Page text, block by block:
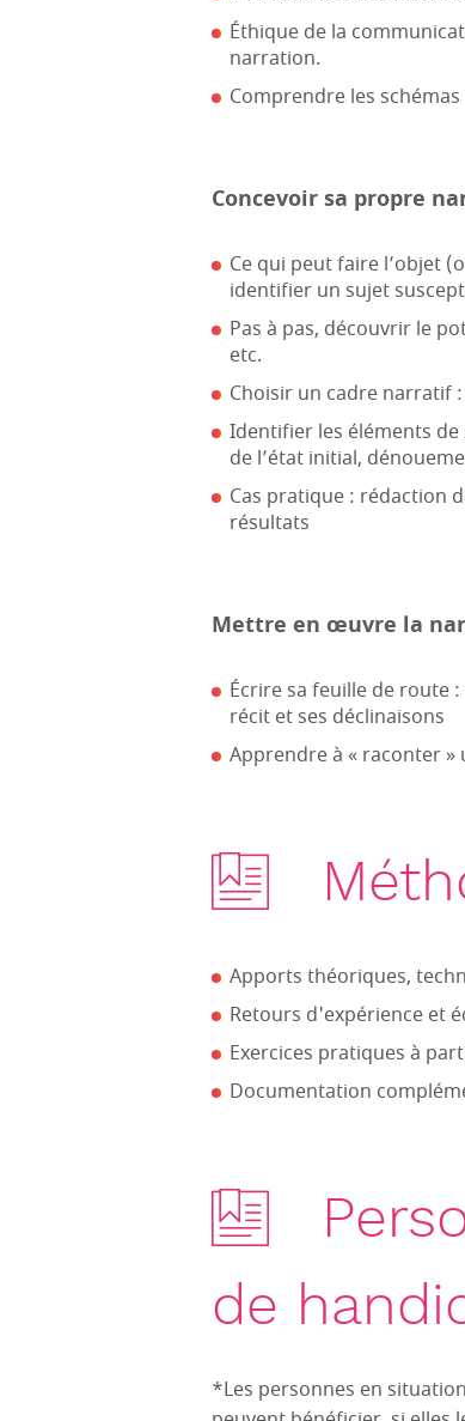
Éthique de la
narration.
Comprendre les
Concevoir sa propre
Ce qui peut faire l’objet
identifier un sujet
Pas à pas, découvrir le
etc.
Choisir un cadre narratif
Identifier les éléments
de l’état initial,
Cas pratique : rédaction
résultats
Mettre en œuvre la
Écrire sa feuille de route
récit et ses déclinaisons
Apprendre à « raconter
Apports théoriques,
Retours d'expérience et
Exercices pratiques à
Documentation
de
*Les personnes en